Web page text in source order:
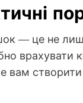
— це не
врахувати
вам